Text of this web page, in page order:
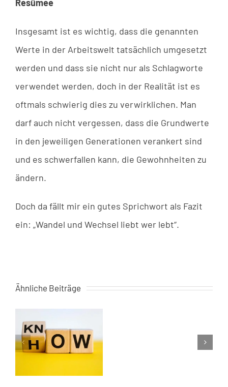
Resümee
Insgesamt ist es wichtig, dass die genannten
Werte in der Arbeitswelt tatsächlich umgesetzt
werden und dass sie nicht nur als Schlagworte
verwendet werden, doch in der Realität ist es
oftmals schwierig dies zu verwirklichen. Man
darf auch nicht vergessen, dass die Grundwerte
in den jeweiligen Generationen verankert sind
und es schwerfallen kann, die Gewohnheiten zu
ändern.
Doch da fällt mir ein gutes Sprichwort als Fazit
ein: „Wandel und Wechsel liebt wer lebt“.
Ähnliche Beiträge
Kriminalist